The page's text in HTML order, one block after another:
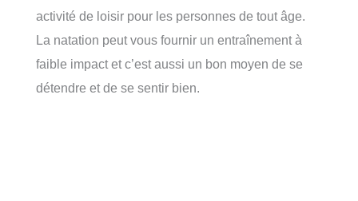
activité de loisir pour les personnes de tout âge.
La natation peut vous fournir un entraînement à
faible impact et c’est aussi un bon moyen de se
détendre et de se sentir bien.